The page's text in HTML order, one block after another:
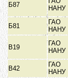
Б87
НАНУ
Б81
ГАО
НАНУ
В19
ГАО
НАНУ
В42
ГАО
НАНУ